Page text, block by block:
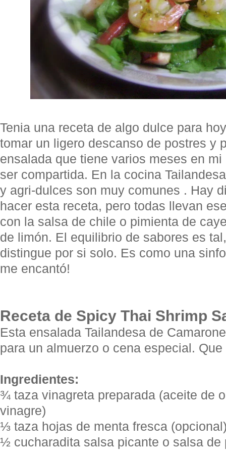
Tenia una receta de algo dulce para
tomar un ligero descanso de postres y
ensalada que tiene varios meses en
ser compartida. En la cocina
y agri-dulces son muy comunes . Hay
hacer esta receta, pero todas llevan
con la salsa de chile o pimienta de
de limón. El equilibrio de sabores es
distingue por si solo. Es como una
me encantó!
Receta de Spicy Thai Shrimp
Esta ensalada Tailandesa de
para un almuerzo o cena especial.
Ingredientes:
¾ taza vinagreta preparada (aceite de
vinagre)
⅓ taza hojas de menta fresca
½ cucharadita salsa picante o salsa de